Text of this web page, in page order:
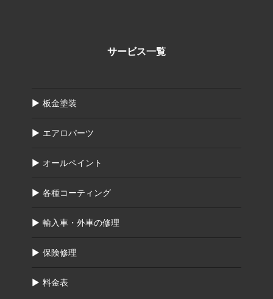
サービス一覧
板金塗装
エアロパーツ
オールペイント
各種コーティング
輸入車・外車の修理
保険修理
料金表